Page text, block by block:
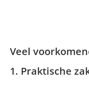
Veel
1. Praktische